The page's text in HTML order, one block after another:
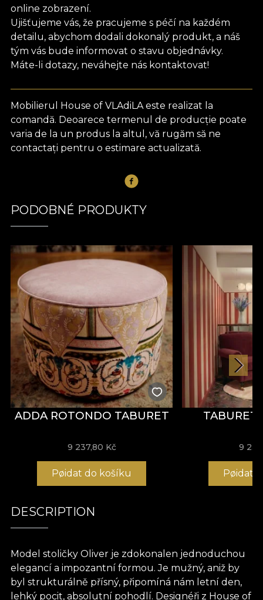
online zobrazení.
Ujišťujeme vás, že pracujeme s péčí na každém
detailu, abychom dodali dokonalý produkt, a náš
tým vás bude informovat o stavu objednávky.
Máte-li dotazy, neváhejte nás kontaktovat!
Mobilierul House of VLAdiLA este realizat la
comandă. Deoarece termenul de producție poate
varia de la un produs la altul, vă rugăm să ne
contactați pentru o estimare actualizată.
PODOBNÉ PRODUKTY
ADDA ROTONDO TABURET
9 237,80 Kč
Pøidat do košíku
TABURET
9
Pøidat
DESCRIPTION
Model stoličky Oliver je zdokonalen jednoduchou
elegancí a impozantní formou. Je mužný, aniž by
byl strukturálně přísný, připomíná nám letní den,
lehký pocit, absolutní pohodlí. Designéři z House of